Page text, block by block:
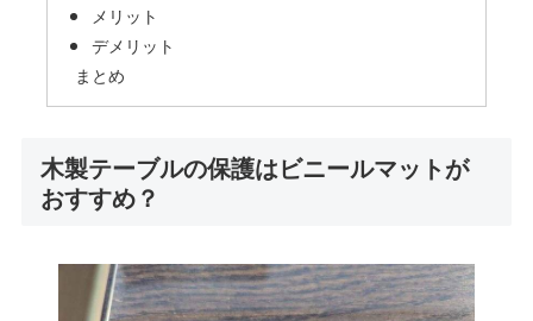
メリット
デメリット
まとめ
木製テーブルの保護はビニールマットが
おすすめ？